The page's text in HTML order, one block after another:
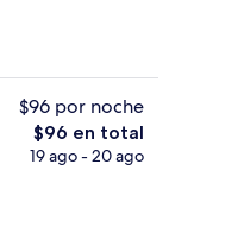
$96 por noche
El
precio
$96 en total
19 ago - 20 ago